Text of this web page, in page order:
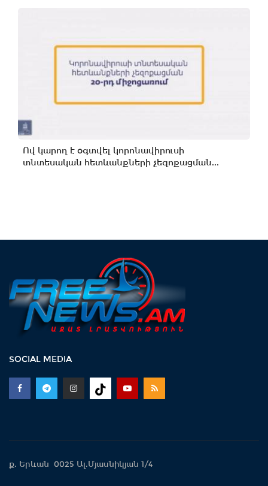
Ով կարող է օգտվել կորոնավիրուսի
տնտեսական հետևանքների չեզոքացման...
SOCIAL MEDIA
ք. Երևան 0025 Ալ.Մյասնիկյան 1/4